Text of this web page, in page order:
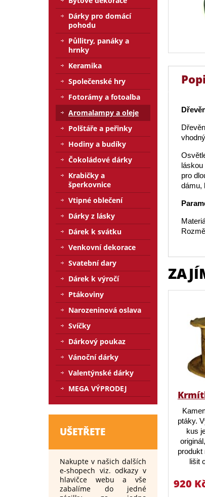
pro
dámu,
ptáky.
kus
produkt
lišit
920
Dárky pro domácí
pohodu
Půllitry, panáky a
hrnky
Keramika
Společenské hry
Fotorámy a fotoalba
Aromalampy a oleje
Polštáře a peřinky
Hodiny a budíky
Čokoládové dárky
Krabičky a
šperkovnice
Vtipné oblečení
Dárky z lásky
Dárek k svátku
Venkovní dekorace
Svatební dary
Dárek k výročí
Ptákoviny
Narozeninová oslava
Svíčky
Dárkový poukaz
Vánoční dárky
Valentýnské dárky
MEGA VÝPRODEJ
UŠETŘETE
Nakupte v našich dalších
e-shopech viz. odkazy v
hlavičce webu a vše
zabalíme do jedné